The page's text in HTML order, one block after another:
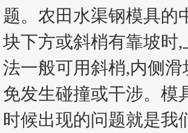
题。农田水渠钢模具的
块下方或斜梢有靠坡时
法一般可用斜梢,内侧
免发生碰撞或干涉。模
时候出现的问题就是我